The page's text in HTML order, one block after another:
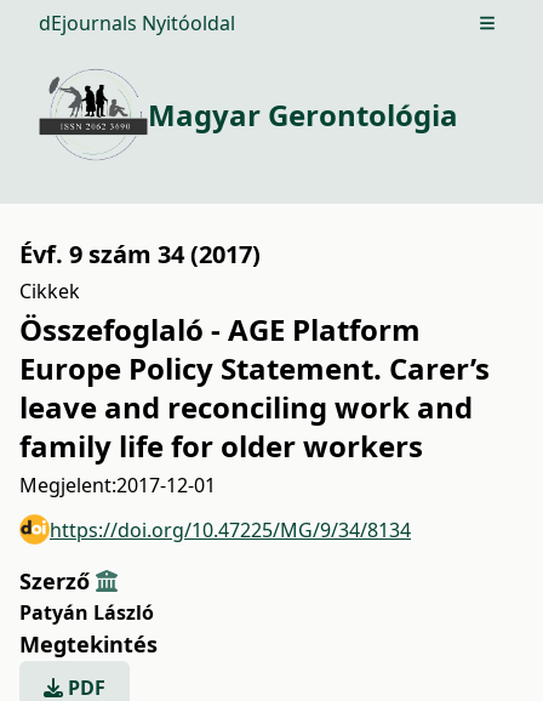
dEjournals Nyitóoldal Open
Magyar Gerontológia
Évf. 9 szám 34 (2017)
Cikkek
Összefoglaló - AGE Platform
Europe Policy Statement. Carer’s
leave and reconciling work and
family life for older workers
Megjelent:2017-12-01
https://doi.org/10.47225/MG/9/34/8134
Szerző
Patyán László
Megtekintés
PDF